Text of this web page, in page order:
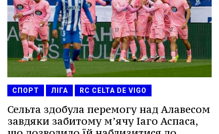
СПОРТ ЛІГА RC CELTA DE VIGO
Сельта здобула перемогу над Алавесом
завдяки забитому м’ячу Іаго Аспаса,